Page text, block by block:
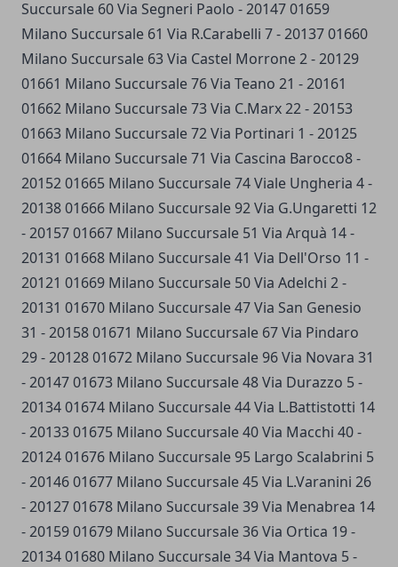
Succursale 60 Via Segneri Paolo - 20147 01659
Milano Succursale 61 Via R.Carabelli 7 - 20137 01660
Milano Succursale 63 Via Castel Morrone 2 - 20129
01661 Milano Succursale 76 Via Teano 21 - 20161
01662 Milano Succursale 73 Via C.Marx 22 - 20153
01663 Milano Succursale 72 Via Portinari 1 - 20125
01664 Milano Succursale 71 Via Cascina Barocco8 -
20152 01665 Milano Succursale 74 Viale Ungheria 4 -
20138 01666 Milano Succursale 92 Via G.Ungaretti 12
- 20157 01667 Milano Succursale 51 Via Arquà 14 -
20131 01668 Milano Succursale 41 Via Dell'Orso 11 -
20121 01669 Milano Succursale 50 Via Adelchi 2 -
20131 01670 Milano Succursale 47 Via San Genesio
31 - 20158 01671 Milano Succursale 67 Via Pindaro
29 - 20128 01672 Milano Succursale 96 Via Novara 31
- 20147 01673 Milano Succursale 48 Via Durazzo 5 -
20134 01674 Milano Succursale 44 Via L.Battistotti 14
- 20133 01675 Milano Succursale 40 Via Macchi 40 -
20124 01676 Milano Succursale 95 Largo Scalabrini 5
- 20146 01677 Milano Succursale 45 Via L.Varanini 26
- 20127 01678 Milano Succursale 39 Via Menabrea 14
- 20159 01679 Milano Succursale 36 Via Ortica 19 -
20134 01680 Milano Succursale 34 Via Mantova 5 -